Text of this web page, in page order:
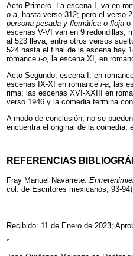
Acto Primero. La escena I, va en
o-a , hasta verso 312; pero el verso
persona pesada y flemática o floja o
escenas V-VI van en 9 redondillas,
al 523 lleva, entre otros versos
524 hasta el final de la escena hay
romance i-o; la escena XI, en
Acto Segundo, escena I, en
escenas IX-XI en romance i-a; las
rima; las escenas XVI-XXIII en
verso 1946 y la comedia termina con
A modo de conclusión, no se
encuentra el original de la comedia,
REFERENCIAS
Fray Manuel Navarrete.
col. de Escritores mexicanos, 93-
Recibido: 11 de Enero de 2023;
*